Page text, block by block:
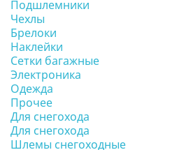
Подшлемники
Чехлы
Брелоки
Наклейки
Сетки багажные
Электроника
Одежда
Прочее
Для снегохода
Для снегохода
Шлемы снегоходные